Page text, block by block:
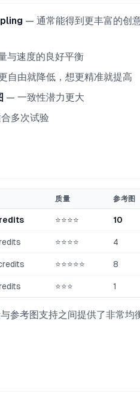
— 通常能得到更丰富的创
与速度的良好平衡
自由就降低，想更精准就提高
— 一致性潜力更大
多次试验
质量 参考图
⭐⭐⭐⭐ 10
⭐⭐⭐⭐ 4
⭐⭐⭐⭐⭐ 8
⭐⭐⭐ 1
参考图支持之间提供了非常均